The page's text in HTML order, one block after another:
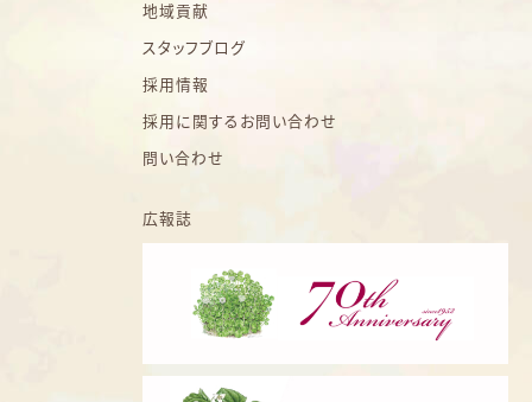
地域貢献
スタッフブログ
採用情報
採用に関するお問い合わせ
問い合わせ
広報誌